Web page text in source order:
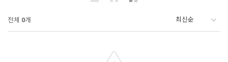
전체 0개